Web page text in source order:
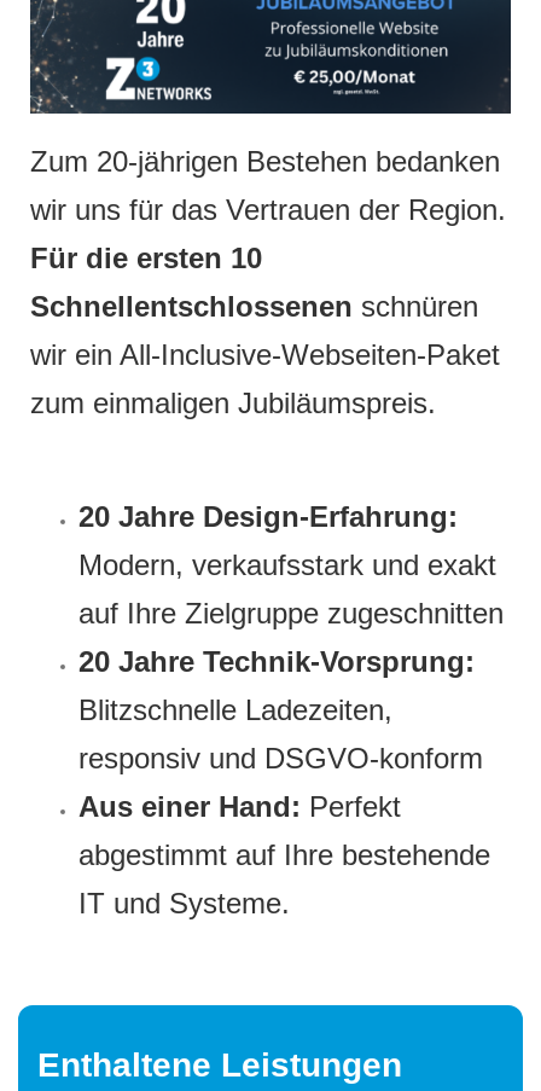
Zum 20-jährigen Bestehen bedanken
wir uns für das Vertrauen der Region.
Für die ersten 10
Schnellentschlossenen schnüren
wir ein All-Inclusive-Webseiten-Paket
zum einmaligen Jubiläumspreis.
20 Jahre Design-Erfahrung:
Modern, verkaufsstark und exakt
auf Ihre Zielgruppe zugeschnitten
20 Jahre Technik-Vorsprung:
Blitzschnelle Ladezeiten,
responsiv und DSGVO-konform
Aus einer Hand: Perfekt
abgestimmt auf Ihre bestehende
IT und Systeme.
Enthaltene Leistungen